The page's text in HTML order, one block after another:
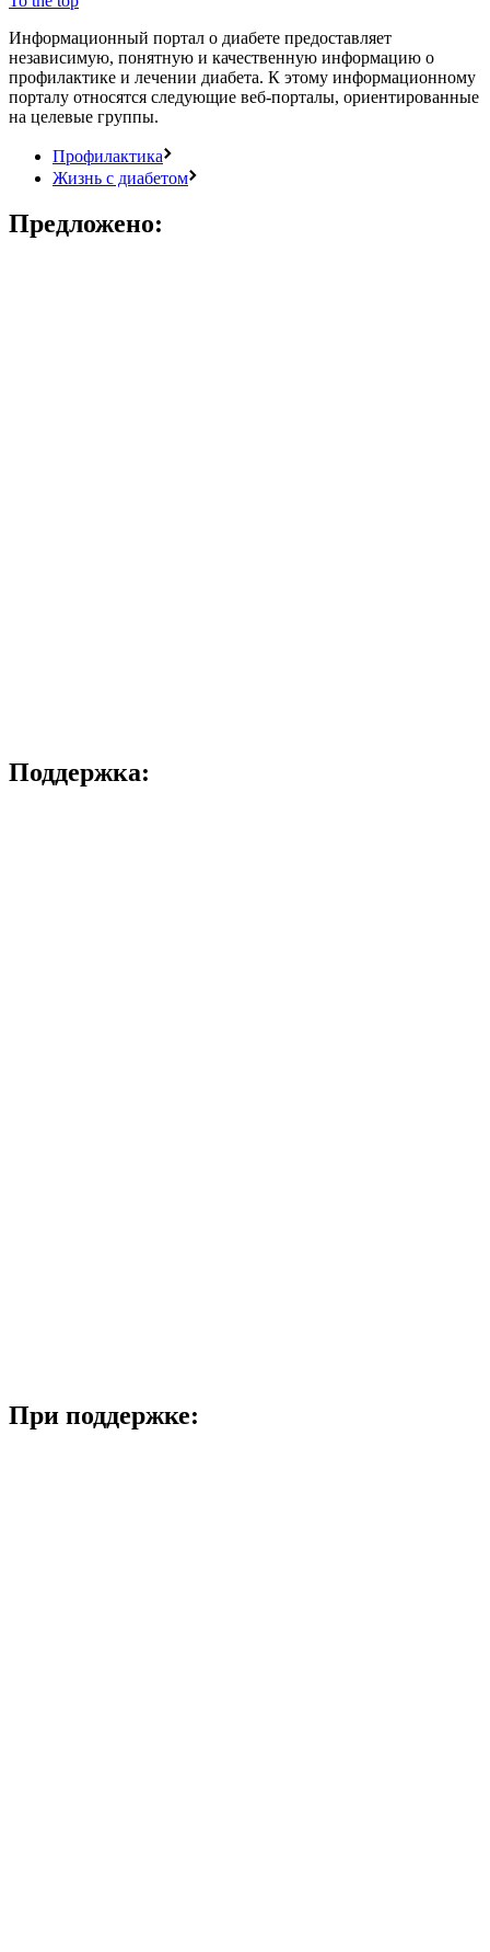
Информационный портал о диабете предоставляет
независимую, понятную и качественную информацию о
профилактике и лечении диабета. К этому информационному
порталу относятся следующие веб-порталы, ориентированные
на целевые группы.
Профилактика
Жизнь с диабетом
Предложено:
Поддержка:
При поддержке: